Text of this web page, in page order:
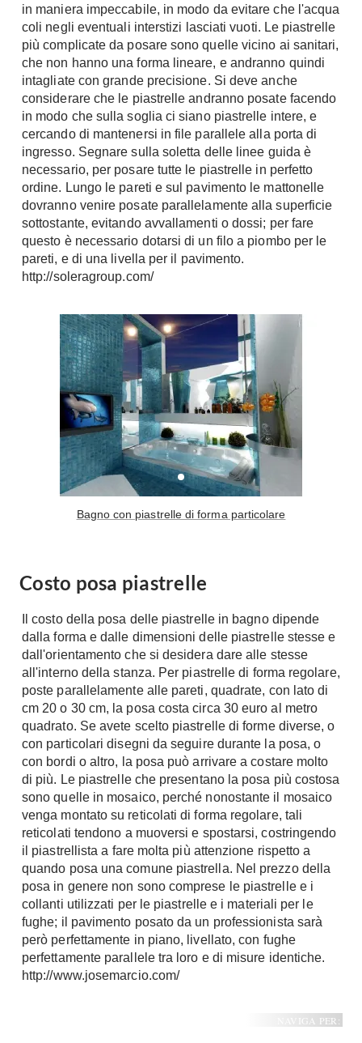
Giardino
Arredo giardino
Tende da sole
Gazebo
Fai da te in giardino
Il fai da te in bagno
Casa fai da te
Bricolage
in maniera impeccabile, in modo da evitare che l'acqua
coli negli eventuali interstizi lasciati vuoti. Le piastrelle
più complicate da posare sono quelle vicino ai sanitari,
che non hanno una forma lineare, e andranno quindi
intagliate con grande precisione. Si deve anche
considerare che le piastrelle andranno posate facendo
in modo che sulla soglia ci siano piastrelle intere, e
cercando di mantenersi in file parallele alla porta di
ingresso. Segnare sulla soletta delle linee guida è
necessario, per posare tutte le piastrelle in perfetto
ordine. Lungo le pareti e sul pavimento le mattonelle
dovranno venire posate parallelamente alla superficie
sottostante, evitando avvallamenti o dossi; per fare
questo è necessario dotarsi di un filo a piombo per le
pareti, e di una livella per il pavimento.
http://soleragroup.com/
Bagno con piastrelle di forma particolare
Costo posa piastrelle
Il costo della posa delle piastrelle in bagno dipende
dalla forma e dalle dimensioni delle piastrelle stesse e
dall'orientamento che si desidera dare alle stesse
all'interno della stanza. Per piastrelle di forma regolare,
poste parallelamente alle pareti, quadrate, con lato di
cm 20 o 30 cm, la posa costa circa 30 euro al metro
quadrato. Se avete scelto piastrelle di forme diverse, o
con particolari disegni da seguire durante la posa, o
con bordi o altro, la posa può arrivare a costare molto
di più. Le piastrelle che presentano la posa più costosa
sono quelle in mosaico, perché nonostante il mosaico
venga montato su reticolati di forma regolare, tali
reticolati tendono a muoversi e spostarsi, costringendo
il piastrellista a fare molta più attenzione rispetto a
quando posa una comune piastrella. Nel prezzo della
posa in genere non sono comprese le piastrelle e i
collanti utilizzati per le piastrelle e i materiali per le
fughe; il pavimento posato da un professionista sarà
però perfettamente in piano, livellato, con fughe
perfettamente parallele tra loro e di misure identiche.
http://www.josemarcio.com/
NAVIGA PER: